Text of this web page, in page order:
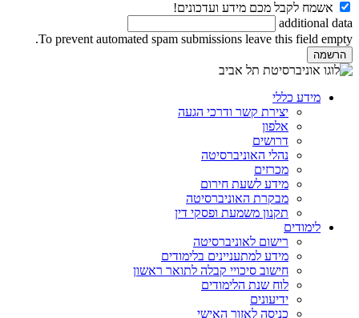
אשמח לקבל מכם מידע ועדכונים!
additional data
To prevent automated spam submissions leave this field empty.
מידע כללי
יצירת קשר ודרכי הגעה
אלפון
דרושים
נהלי האוניברסיטה
מכרזים
מידע לשעת חירום
מבקרת האוניברסיטה
תקנון משמעת ופסקי דין
לימודים
רישום לאוניברסיטה
מידע למתעניינים בלימודים
חישוב סיכויי קבלה לתואר ראשון
לוח שנת הלימודים
ידיעונים
כניסה לאזור האישי